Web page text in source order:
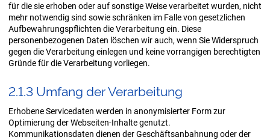
für die sie erhoben oder auf sonstige Weise verarbeitet wurden, nicht
mehr notwendig sind sowie schränken im Falle von gesetzlichen
Aufbewahrungspflichten die Verarbeitung ein. Diese
personenbezogenen Daten löschen wir auch, wenn Sie Widerspruch
gegen die Verarbeitung einlegen und keine vorrangigen berechtigten
Gründe für die Verarbeitung vorliegen.
2.1.3 Um­fang der Ver­ar­bei­tung
Erhobene Servicedaten werden in anonymisierter Form zur
Optimierung der Webseiten-Inhalte genutzt.
Kommunikationsdaten dienen der Geschäftsanbahnung oder der